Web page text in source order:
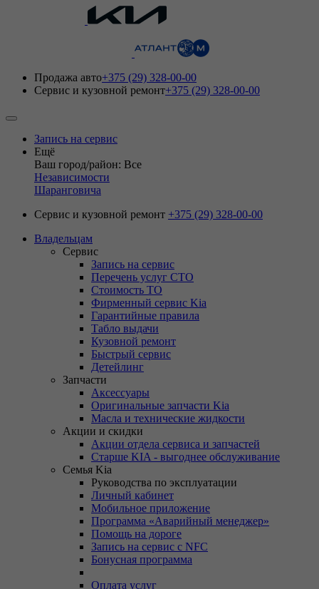
Продажа авто+375 (29) 328-00-00
Сервис и кузовной ремонт+375 (29) 328-00-00
Запись на сервис
Ещё
Ваш город/район: Все
Независимости
Шаранговича
Сервис и кузовной ремонт +375 (29) 328-00-00
Владельцам
Сервис
Запись на сервис
Перечень услуг СТО
Стоимость ТО
Фирменный сервис Kia
Гарантийные правила
Табло выдачи
Кузовной ремонт
Быстрый сервис
Детейлинг
Запчасти
Аксессуары
Оригинальные запчасти Kia
Масла и технические жидкости
Акции и скидки
Акции отдела сервиса и запчастей
Старше KIA - выгоднее обслуживание
Семья Kia
Руководства по эксплуатации
Личный кабинет
Мобильное приложение
Программа «Аварийный менеджер»
Помощь на дороге
Запись на сервис с NFC
Бонусная программа
Оплата услуг